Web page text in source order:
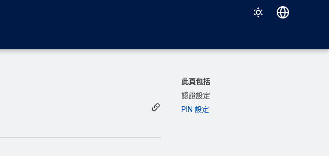
此頁包括
認證設定
PIN 設定